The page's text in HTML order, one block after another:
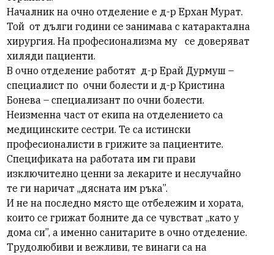
Началник на очно отделение е д-р Ерхан Мурат.
Той от дълги години се занимава с катарактална
хирургия. На професионализма му
се доверяват
хиляди пациенти.
В очно отделение работят д-р Ерай Дурмуш –
специалист по очни болести и д-р Кристина
Бонева – специализант по очни болести.
Неизменна част от екипа на отделението са
медицинските сестри. Те са истински
професионалисти в грижите за пациентите.
Спецификата на работата им ги прави
изключително ценни за лекарите и неслучайно
те ги наричат „дясната им ръка”.
И не на последно място ще отбележим и хората,
които се грижат болните да се чувстват „като у
дома си”, а именно санитарите в очно отделение.
Трудолюбиви и вежливи, те винаги са на